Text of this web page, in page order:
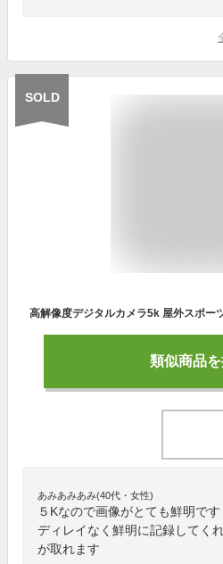
SOLD
類似商品
あみあみあみ(40代・女性)
５Kなので画像がとても鮮明で
ディレイなく鮮明に記録してく
が取れます